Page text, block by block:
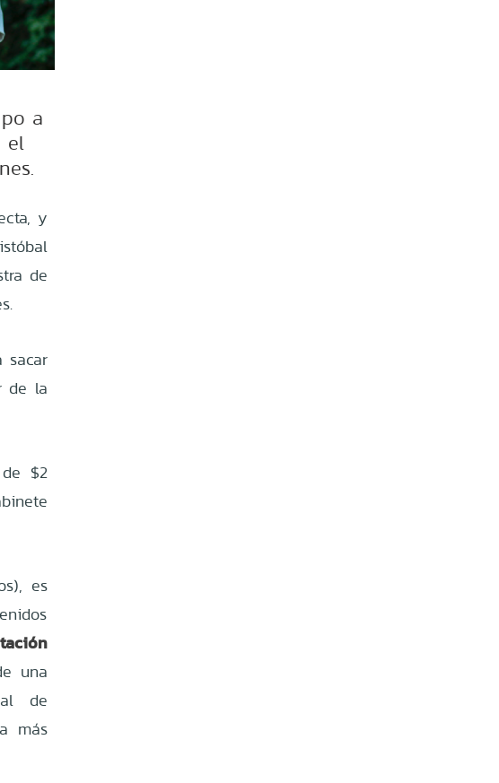
a
el
y
de
sacar
de la
$2
es
una
de
más